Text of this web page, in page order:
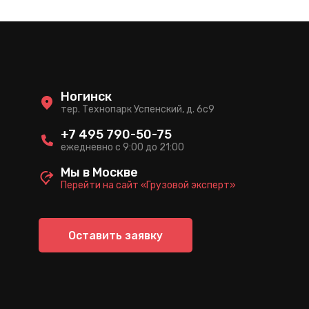
Оставить заявку
тер. Технопарк Успенский, д. 6c9
Ногинск
ежедневно с 9:00 до 21:00
+7 495 790-50-75
Перейти на сайт «Грузовой эксперт»
Мы в Москве